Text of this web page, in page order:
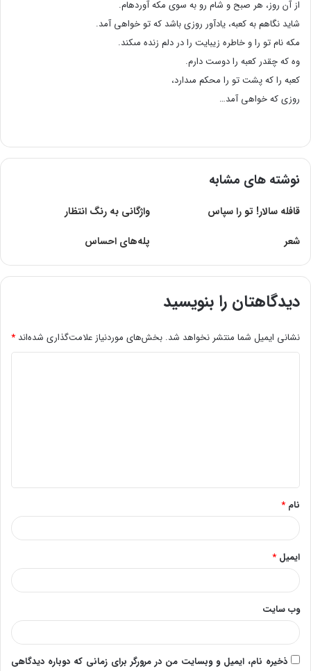
از آن روز، هر صبح و شام رو به سوى مکه آورده‏ام.
شاید نگاهم به کعبه، یادآور روزى باشد که تو خواهى آمد.
مکه نام تو را و خاطره زیبایت را در دلم زنده مى‏کند.
وه که چقدر کعبه را دوست دارم.
کعبه را که پشت تو را محکم مى‏دارد،
روزى که خواهى آمد…
نوشته های مشابه
قافله سالار! تو را سپاس
واژگانی به رنگ انتظار
شعر
پله‌های احساس
دیدگاهتان را بنویسید
نشانی ایمیل شما منتشر نخواهد شد. بخش‌های موردنیاز علامت‌گذاری شده‌اند *
*
نام *
ایمیل *
وب‌ سایت
ذخیره نام، ایمیل و وبسایت من در مرورگر برای زمانی که دوباره دیدگاهی